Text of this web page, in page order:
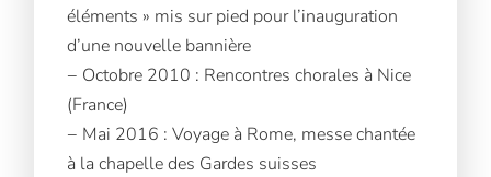
éléments » mis sur pied pour l’inauguration
d’une nouvelle bannière
− Octobre 2010 : Rencontres chorales à Nice
(France)
− Mai 2016 : Voyage à Rome, messe chantée
à la chapelle des Gardes suisses